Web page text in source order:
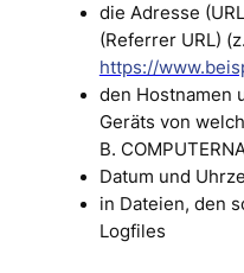
die Adresse
(Referrer URL)
https://
den Hostnamen
Geräts von
B.
Datum und
in Dateien, den
Logfiles